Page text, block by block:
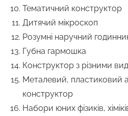
Тематичний конструктор
Дитячий мікроскоп
Розумні наручний
Губна гармошка
Конструктор з різними
Металевий, пластиковий
конструктор
Набори юних фізиків,